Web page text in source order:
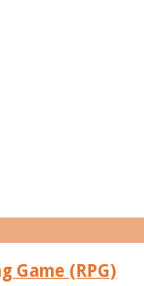
Game (RPG)